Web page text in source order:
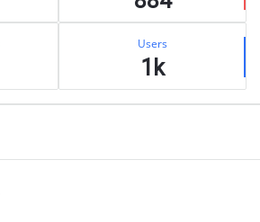
Users
1k